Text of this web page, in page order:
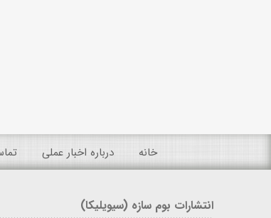
خانه درباره اخبار عملی
انتشارات بوم سازه (سیویلیکا)